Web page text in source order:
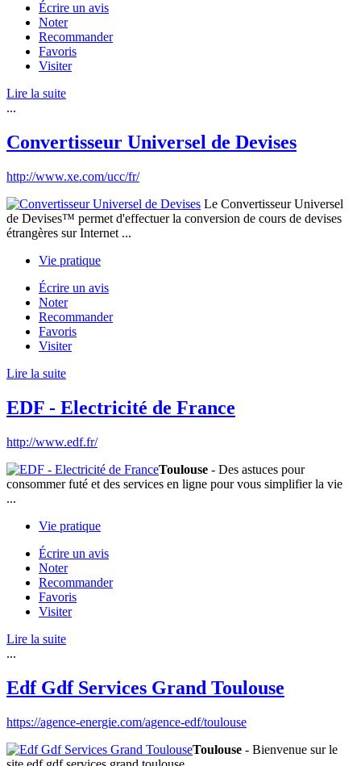
Écrire un avis
Noter
Recommander
Favoris
Visiter
Lire la suite
...
Convertisseur Universel de Devises
http://www.xe.com/ucc/fr/
Le Convertisseur Universel
de Devises™ permet d'effectuer la conversion de cours de devises
étrangères sur Internet ...
Vie pratique
Écrire un avis
Noter
Recommander
Favoris
Visiter
Lire la suite
EDF - Electricité de France
http://www.edf.fr/
Toulouse - Des astuces pour
consommer futé et des services en ligne pour vous simplifier la vie
...
Vie pratique
Écrire un avis
Noter
Recommander
Favoris
Visiter
Lire la suite
...
Edf Gdf Services Grand Toulouse
https://agence-energie.com/agence-edf/toulouse
Toulouse - Bienvenue sur le